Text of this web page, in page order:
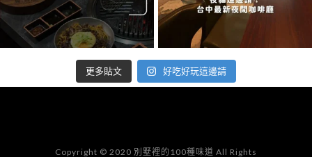
更多貼文 好吃好玩這邊請
Copyright © 2020 別墅裡的100種味道 All Rights